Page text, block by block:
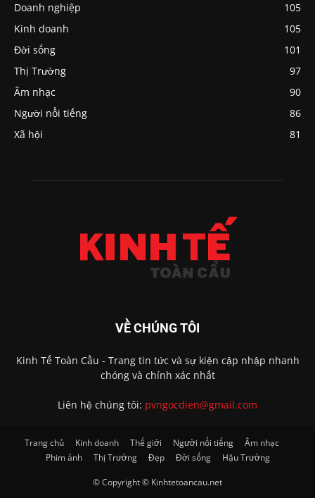
Doanh nghiệp
105
Kinh doanh
105
Đời sống
101
Thị Trường
97
Âm nhạc
90
Người nổi tiếng
86
Xã hội
81
VỀ CHÚNG TÔI
Kinh Tế Toàn Cầu - Trang tin tức và sự kiện cập nhập nhanh
chóng và chính xác nhất
Liên hệ chúng tôi: pvngocdien@gmail.com
Trang chủ Kinh doanh Thế giới Người nổi tiếng
Âm nhạc
Phim ảnh
Thị Trường Đẹp Đời sống Hậu Trường
© Copyright © Kinhtetoancau.net